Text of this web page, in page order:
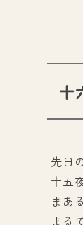
十
先日
十五
まあ
まる